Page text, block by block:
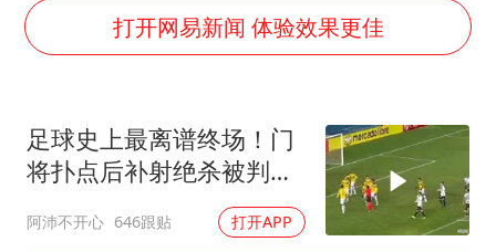
方程豹钛9新车申报
瑞众保险员工爆料公司违规行为
命案逃犯躲进深山21年活得像野人
Meta重新支棱起来了吗
东方之约 相约未来
打开网易新闻 体验效果更佳
足球史上最离谱终场！门
将扑点后补射绝杀被判无
阿沛不开心 646跟贴 打开APP